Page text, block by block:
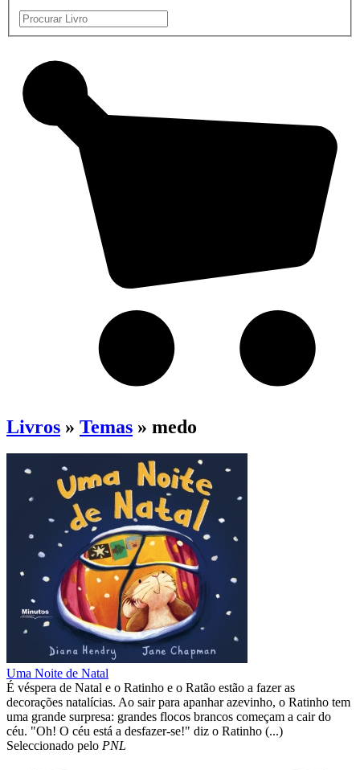
Livros » Temas » medo
Uma Noite de Natal
É véspera de Natal e o Ratinho e o Ratão estão a fazer as
decorações natalícias. Ao sair para apanhar azevinho, o Ratinho tem
uma grande surpresa: grandes flocos brancos começam a cair do
céu. "Oh! O céu está a desfazer-se!" diz o Ratinho (...)
Seleccionado pelo PNL